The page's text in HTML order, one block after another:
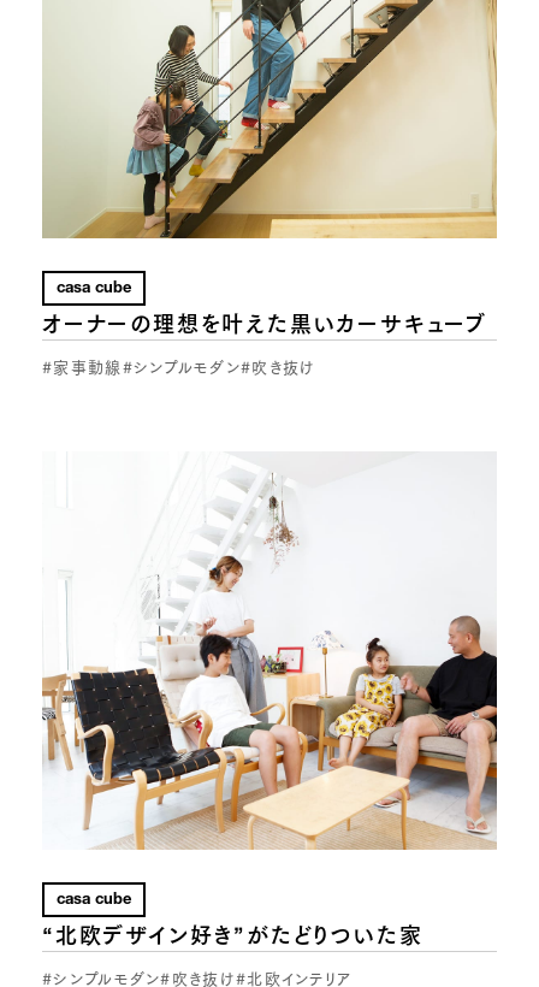
casa cube
オーナーの理想を叶えた黒いカーサキューブ
#家事動線#シンプルモダン#吹き抜け
casa cube
“北欧デザイン好き”がたどりついた家
#シンプルモダン#吹き抜け#北欧インテリア